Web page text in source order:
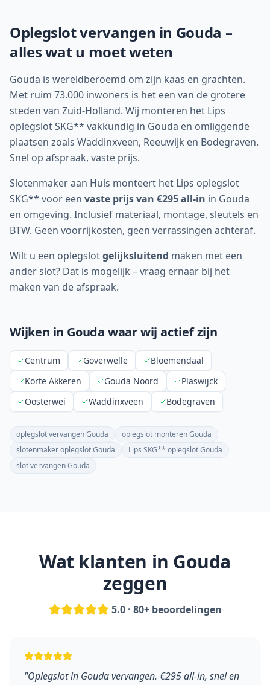
Oplegslot vervangen in Gouda –
alles wat u moet weten
Gouda is wereldberoemd om zijn kaas en grachten.
Met ruim 73.000 inwoners is het een van de grotere
steden van Zuid-Holland. Wij monteren het Lips
oplegslot SKG** vakkundig in Gouda en omliggende
plaatsen zoals Waddinxveen, Reeuwijk en Bodegraven.
Snel op afspraak, vaste prijs.
Slotenmaker aan Huis monteert het Lips oplegslot
SKG** voor een vaste prijs van €295 all-in in Gouda
en omgeving. Inclusief materiaal, montage, sleutels en
BTW. Geen voorrijkosten, geen verrassingen achteraf.
Wilt u een oplegslotgelijksluitend maken met een
ander slot? Dat is mogelijk – vraag ernaar bij het
maken van de afspraak.
Wijken in Gouda waar wij actief zijn
Centrum Goverwelle
Bloemendaal
Korte Akkeren
Gouda Noord
Plaswijck
Oosterwei
Waddinxveen Bodegraven
oplegslot vervangen Gouda
oplegslot monteren Gouda
slotenmaker oplegslot Gouda
Lips SKG** oplegslot Gouda
slot vervangen Gouda
Wat klanten in Gouda
zeggen
5.0 · 80+ beoordelingen
"Oplegslot in Gouda vervangen. €295 all-in, snel en